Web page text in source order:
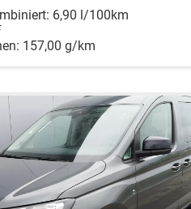
6,90 l/100km
157,00 g/km